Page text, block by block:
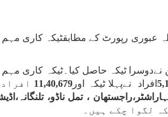
کے دوران آج ایک اہم تاریخی کامیابی حاصل کرلی ہے۔ آج رات 7 بجے تک موصولہ عبوری رپورٹ کے مطابقٹیکہ
نےدوسرا ٹیکہ حاصل کیا۔ٹیکہ کاری
افراد نےپہلا ٹیکہ اور 11,40,679
، تمل ناڈو،